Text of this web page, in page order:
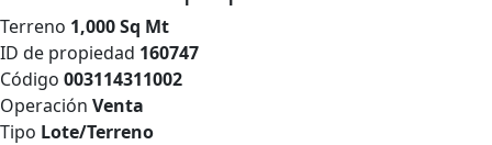
Terreno 1,000 Sq Mt
ID de propiedad 160747
Código 003114311002
Operación Venta
Tipo Lote/Terreno